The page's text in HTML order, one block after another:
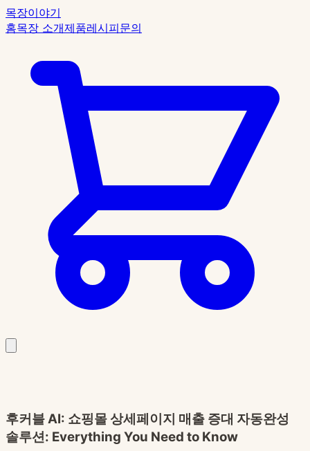
목장이야기
홈목장 소개제품레시피문의
후커블 AI: 쇼핑몰 상세페이지 매출 증대 자동완성
솔루션: Everything You Need to Know